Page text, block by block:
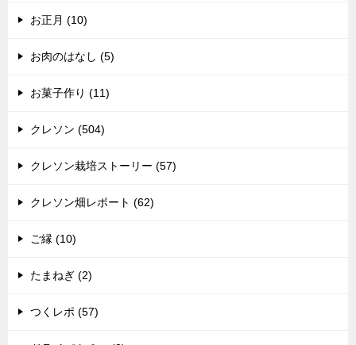
お正月 (10)
お肉のはなし (5)
お菓子作り (11)
クレソン (504)
クレソン栽培ストーリー (57)
クレソン畑レポート (62)
ご縁 (10)
たまねぎ (2)
つくレポ (57)